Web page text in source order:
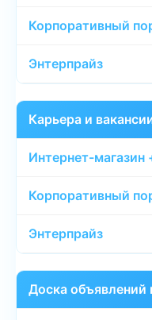
Карьера и
Доска объявлений